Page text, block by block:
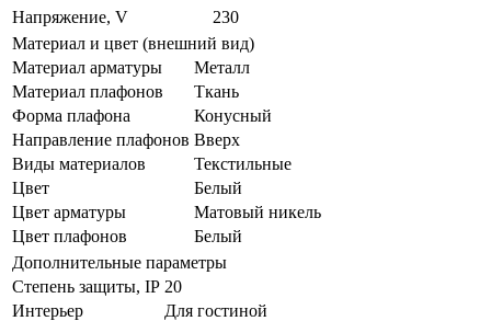
Напряжение, V
230
Материал и цвет (внешний вид)
Материал арматуры
Металл
Материал плафонов
Ткань
Форма плафона
Конусный
Направление плафонов Вверх
Виды материалов
Текстильные
Цвет
Белый
Цвет арматуры
Матовый никель
Цвет плафонов
Белый
Дополнительные параметры
Степень защиты, IP 20
Интерьер
Для гостиной